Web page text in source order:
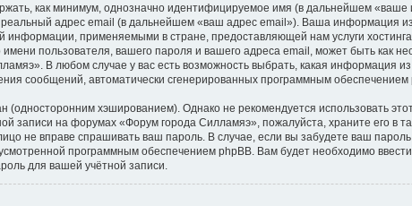
как минимум, однозначно идентифицируемое имя (в дальнейшем
адрес email (в дальнейшем «ваш адрес email»). Ваша информация
информации, применяемыми в стране, предоставляющей нам услуги
пользователя, вашего пароля и вашего адреса email, может быть как
В любом случае у вас есть возможность выбрать, какая информация
сообщений, автоматически сгенерированных программным обеспечением
хэшированием). Однако не рекомендуется использовать
записи на форумах «Форум города Силламяэ», пожалуйста, храните его в
не вправе спрашивать ваш пароль. В случае, если вы забудете ваш
программным обеспечением phpBB. Вам будет необходимо
для вашей учётной записи.